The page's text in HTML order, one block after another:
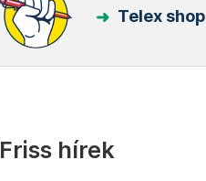
Telex shop
Friss hírek